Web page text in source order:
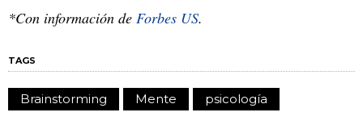
*Con información de Forbes US.
TAGS
Brainstorming Mente psicología